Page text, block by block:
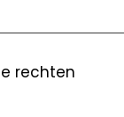
rechten